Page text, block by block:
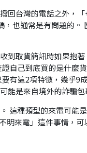
回台灣的電話之外，
也通常是有問題的。
到取貨簡訊時如果抱
自己到底買的是什麼
有這2項特徵，幾乎9
能是來自境外的詐騙
這種類型的來電可能
明來電」這件事情，